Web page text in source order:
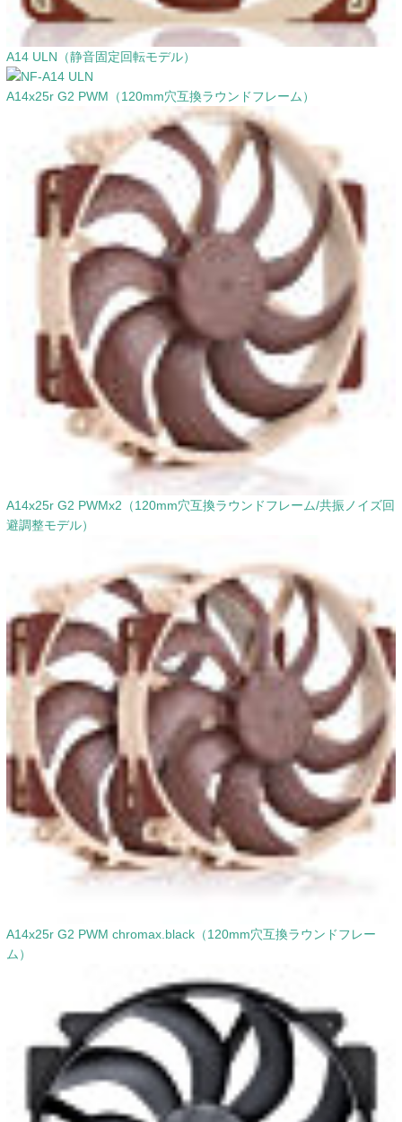
A14 ULN（静音固定回転モデル）
A14x25r G2 PWM（120mm穴互換ラウンドフレーム）
A14x25r G2 PWMx2（120mm穴互換ラウンドフレーム/共振ノイズ回
避調整モデル）
A14x25r G2 PWM chromax.black（120mm穴互換ラウンドフレー
ム）